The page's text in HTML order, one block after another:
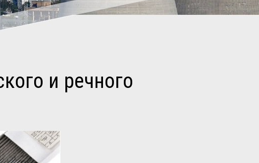
и речного